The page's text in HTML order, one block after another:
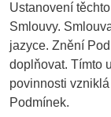
Ustanovení
Smlouvy.
jazyce. Znění
doplňovat. Tímto
povinnosti
Podmínek.